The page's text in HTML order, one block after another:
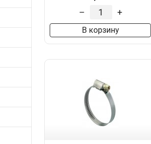
– +
В корзину